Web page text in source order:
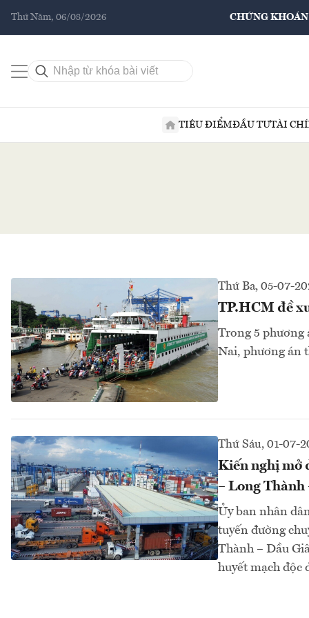
Thứ Năm, 06/08/2026 CHỨNG KHOÁN
TIÊU ĐIỂMĐẦU TƯTÀI
Thứ Ba, 05-07-
TP.HCM đề
Trong 5 phương
Nai, phương án
Thứ Sáu, 01-07-
Kiến nghị mở
– Long Thành
Ủy ban nhân
tuyến đường
Thành – Dầu
huyết mạch độc